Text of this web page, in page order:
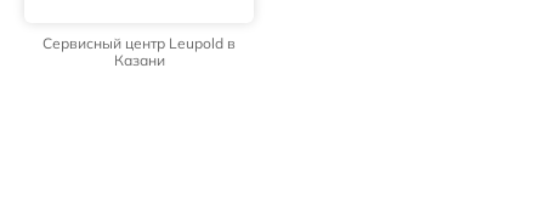
Сервисный центр Leupold в
Казани